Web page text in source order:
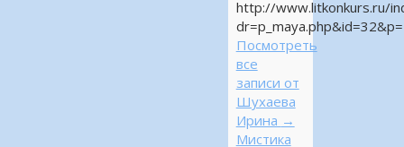
http://www.litkonkurs.ru/
Посмотреть
все
записи от
Шухаева
Ирина →
Мистика